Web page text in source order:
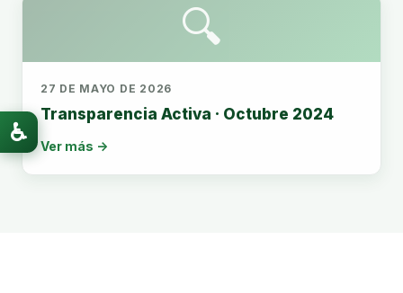
🔍
27 DE MAYO DE 2026
Transparencia Activa · Octubre 2024
Ver más →
♿